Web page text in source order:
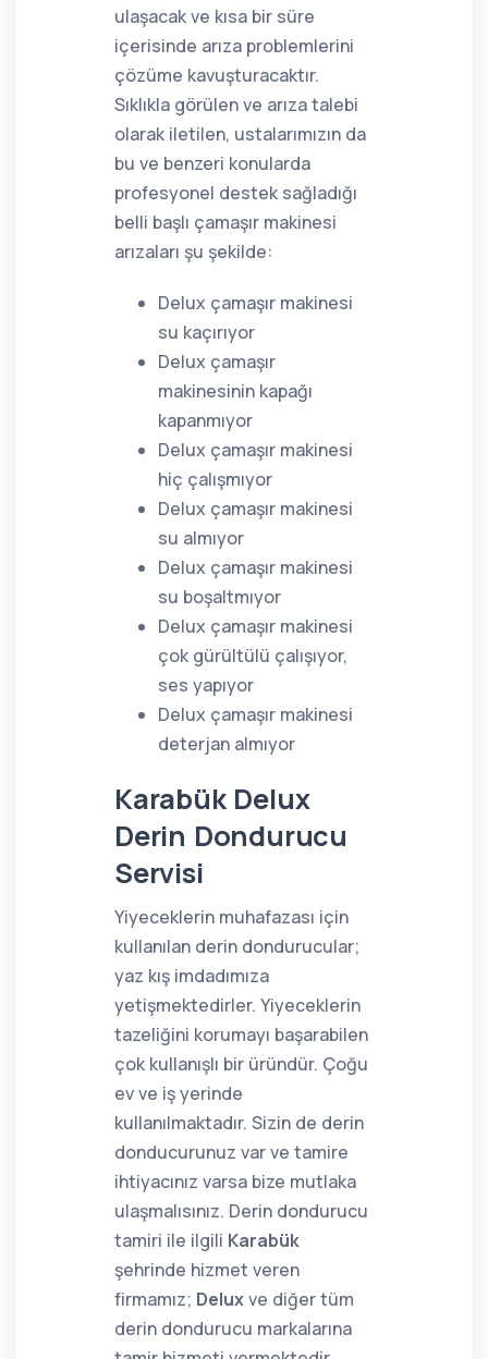
ulaşacak ve kısa bir süre
içerisinde arıza problemlerini
çözüme kavuşturacaktır.
Sıklıkla görülen ve arıza talebi
olarak iletilen, ustalarımızın da
bu ve benzeri konularda
profesyonel destek sağladığı
belli başlı çamaşır makinesi
arızaları şu şekilde:
Delux çamaşır makinesi
su kaçırıyor
Delux çamaşır
makinesinin kapağı
kapanmıyor
Delux çamaşır makinesi
hiç çalışmıyor
Delux çamaşır makinesi
su almıyor
Delux çamaşır makinesi
su boşaltmıyor
Delux çamaşır makinesi
çok gürültülü çalışıyor,
ses yapıyor
Delux çamaşır makinesi
deterjan almıyor
Karabük Delux
Derin Dondurucu
Servisi
Yiyeceklerin muhafazası için
kullanılan derin dondurucular;
yaz kış imdadımıza
yetişmektedirler. Yiyeceklerin
tazeliğini korumayı başarabilen
çok kullanışlı bir üründür. Çoğu
ev ve iş yerinde
kullanılmaktadır. Sizin de derin
donducurunuz var ve tamire
ihtiyacınız varsa bize mutlaka
ulaşmalısınız. Derin dondurucu
tamiri ile ilgili Karabük
şehrinde hizmet veren
firmamız; Deluxve diğer tüm
derin dondurucu markalarına